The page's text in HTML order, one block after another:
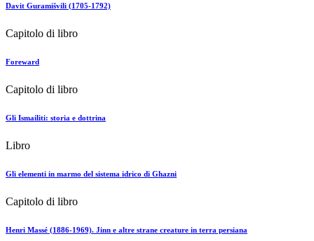
Davit Guramišvili (1705‐1792)
Capitolo di libro
Foreward
Capitolo di libro
Gli Ismailiti: storia e dottrina
Libro
Gli elementi in marmo del sistema idrico di Ghazni
Capitolo di libro
Henri Massé (1886-1969). Jinn e altre strane creature in terra persiana